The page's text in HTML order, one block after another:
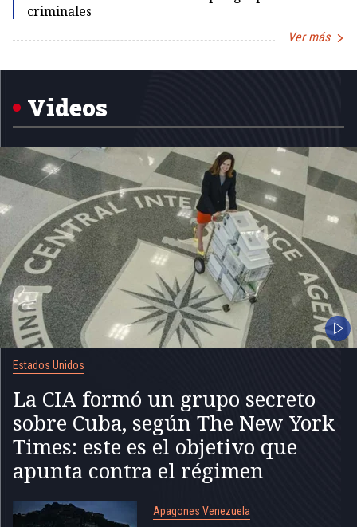
criminales
Ver más
1
Videos
Estados Unidos
La CIA formó un grupo secreto
sobre Cuba, según The New York
Times: este es el objetivo que
apunta contra el régimen
Apagones Venezuela